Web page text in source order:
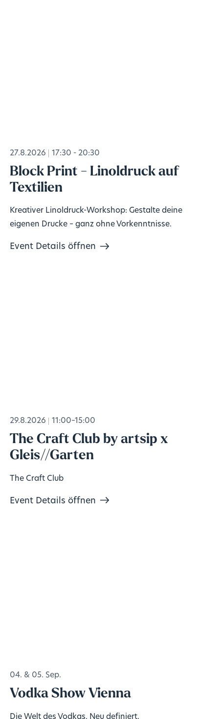
27.8.2026 17:30 - 20:30
Block Print - Linoldruck auf
Textilien
Kreativer Linoldruck-Workshop: Gestalte deine
eigenen Drucke – ganz ohne Vorkenntnisse.
Event Details öffnen
29.8.2026 11:00–15:00
The Craft Club by artsip x
Gleis//Garten
The Craft Club
Event Details öffnen
04. & 05. Sep.
Vodka Show Vienna
Die Welt des Vodkas. Neu definiert.